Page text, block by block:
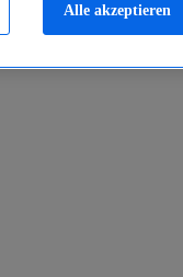
Alle akzeptieren